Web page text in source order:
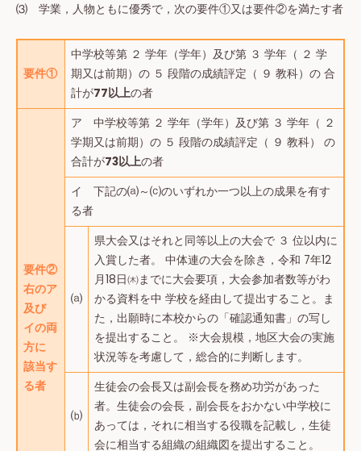
⑶ 学業，人物ともに優秀で，次の要件①又は要件②を満たす者
要件①
中学校等第 ２ 学年（学年）及び第 ３ 学年（ ２ 学
期又は前期）の ５ 段階の成績評定（ ９ 教科）の 合
計が77以上の者
要件②
右のア
及び
イの両
方に
該当す
る者
ア 中学校等第 ２ 学年（学年）及び第 ３ 学年（ ２
学期又は前期）の ５ 段階の成績評定（ ９ 教科） の
合計が73以上の者
イ 下記の⒜～⒞のいずれか一つ以上の成果を有す
る者
⒜
県大会又はそれと同等以上の大会で ３ 位以内に
入賞した者。 中体連の大会を除き，令和 7年12
月18日㈭までに大会要項，大会参加者数等がわ
かる資料を中 学校を経由して提出すること。ま
た，出願時に本校からの「確認通知書」の写し
を提出すること。 ※大会規模，地区大会の実施
状況等を考慮して，総合的に判断します。
⒝
生徒会の会長又は副会長を務め功労があった
者。生徒会の会長，副会長をおかない中学校に
あっては，それに相当する役職を記載し，生徒
会に相当する組織の組織図を提出すること。